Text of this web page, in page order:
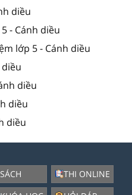
diều
- Cánh diều
lớp 5 - Cánh diều
diều
diều
diều
diều
SÁCH
THI ONLINE